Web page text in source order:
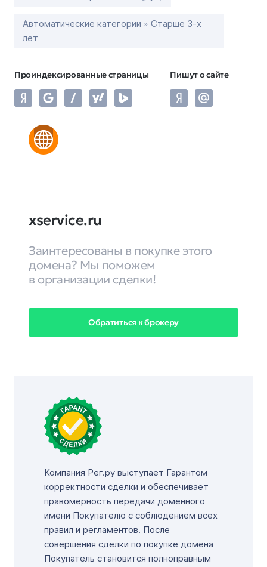
Автоматические категории » Старше 3-х
лет
Проиндексированные страницы Пишут о сайте
xservice.ru
Заинтересованы в покупке этого
домена? Мы поможем
в организации сделки!
Обратиться к брокеру
Компания Рег.ру выступает Гарантом
корректности сделки и обеспечивает
правомерность передачи доменного
имени Покупателю с соблюдением всех
правил и регламентов. После
совершения сделки по покупке домена
Покупатель становится полноправным